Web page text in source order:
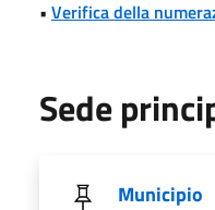
• Verifica della
Sede
Municipio